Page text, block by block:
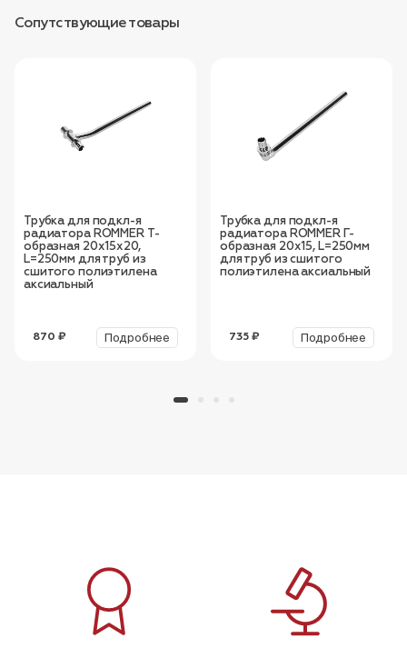
Сопутствующие товары
Трубка для подкл-я
радиатора ROMMER Т-
образная 20х15х20,
L=250мм для труб из
сшитого полиэтилена
аксиальный
870 ₽ Подробнее
Трубка для подкл-я
радиатора ROMMER Г-
образная 20х15, L=250мм
для труб из сшитого
полиэтилена аксиальный
735 ₽ Подробнее